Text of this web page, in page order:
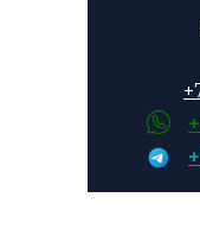
—
монтажа